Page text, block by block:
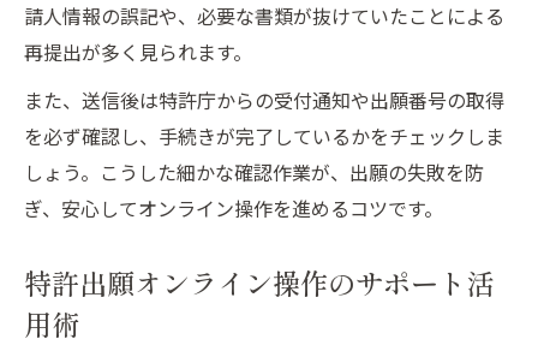
請人情報の誤記や、必要な書類が抜けていたことによる
再提出が多く見られます。
また、送信後は特許庁からの受付通知や出願番号の取得
を必ず確認し、手続きが完了しているかをチェックしま
しょう。こうした細かな確認作業が、出願の失敗を防
ぎ、安心してオンライン操作を進めるコツです。
特許出願オンライン操作のサポート活
用術